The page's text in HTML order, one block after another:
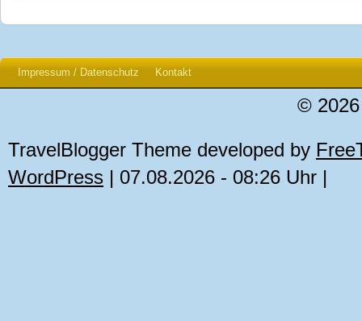
Impressum / Datenschutz Kontakt
©
TravelBlogger Theme developed by
WordPress | 07.08.2026 - 08:26 Uhr |